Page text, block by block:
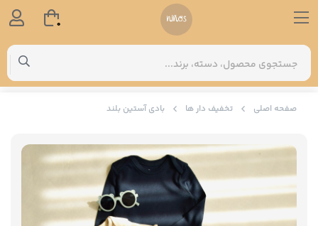
صفحه اصلی تخفیف دار ها بادی آستین بلند
0